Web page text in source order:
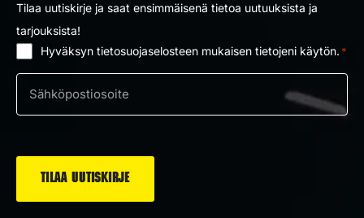
Tilaa uutiskirje ja saat ensimmäisenä tietoa uutuuksista ja
tarjouksista!
Hyväksyn tietosuojaselosteen mukaisen tietojeni käytön. *
Sähköposti